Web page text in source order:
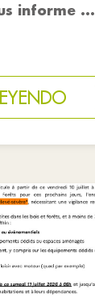
informe ...